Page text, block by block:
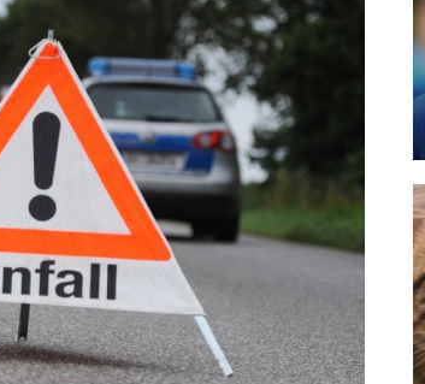
Wacken 2022 Heute In TV Und
Live-Stream: Programm,
Headliner…
Admin Aug 6, 2022
GESUNDHEIT
Vermisstenfall Rebecca Reusch:
Berlinerin Seit 5 Jahren…